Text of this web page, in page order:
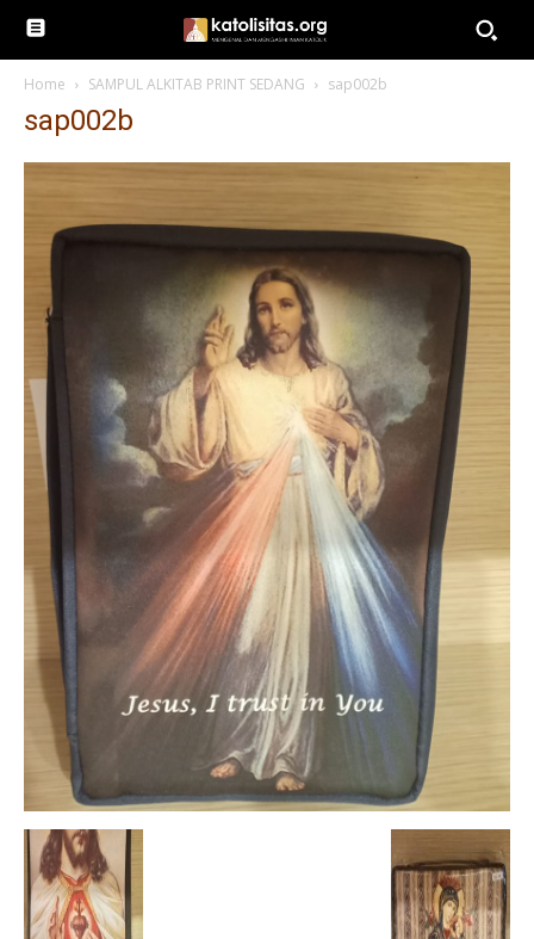
Home SAMPUL ALKITAB PRINT SEDANG sap002b
sap002b